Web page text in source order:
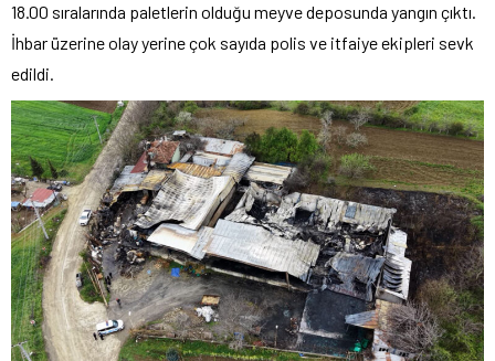
18.00 sıralarında paletlerin olduğu meyve deposunda yangın çıktı.
İhbar üzerine olay yerine çok sayıda polis ve itfaiye ekipleri sevk
edildi.